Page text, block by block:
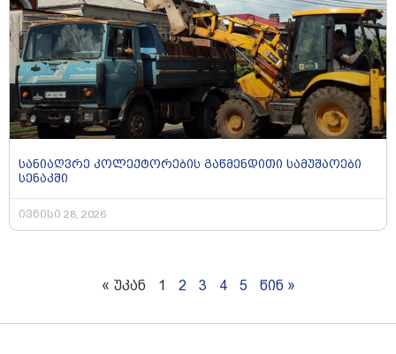
სანიაღვრე კოლექტორების გაწმენდითი სამუშაოები
სენაკში
ივნისი 28, 2026
« უკან 1 2 3 4 5 წინ »